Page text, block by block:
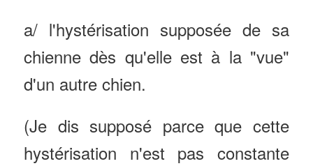
a/ l'hystérisation supposée de sa
chienne dès qu'elle est à la "vue"
d'un autre chien.
(Je dis supposé parce que cette
hystérisation n'est pas constante